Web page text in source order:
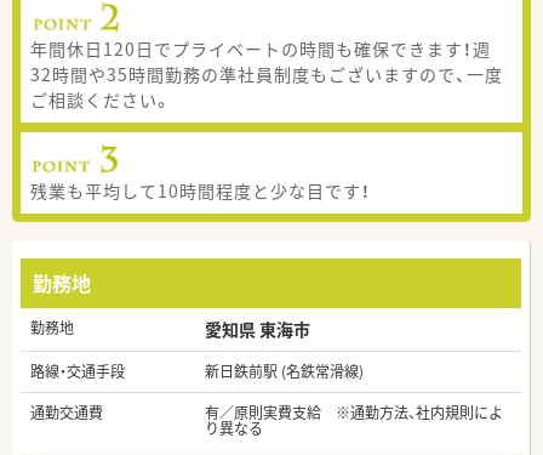
年間休日120日でプライベートの時間も確保できます！週
32時間や35時間勤務の準社員制度もございますので、一度
ご相談ください。
残業も平均して10時間程度と少な目です！
勤務地
勤務地 愛知県 東海市
路線・交通手段
新日鉄前駅 (名鉄常滑線)
通勤交通費
有／原則実費支給 ※通勤方法、社内規則によ
り異なる